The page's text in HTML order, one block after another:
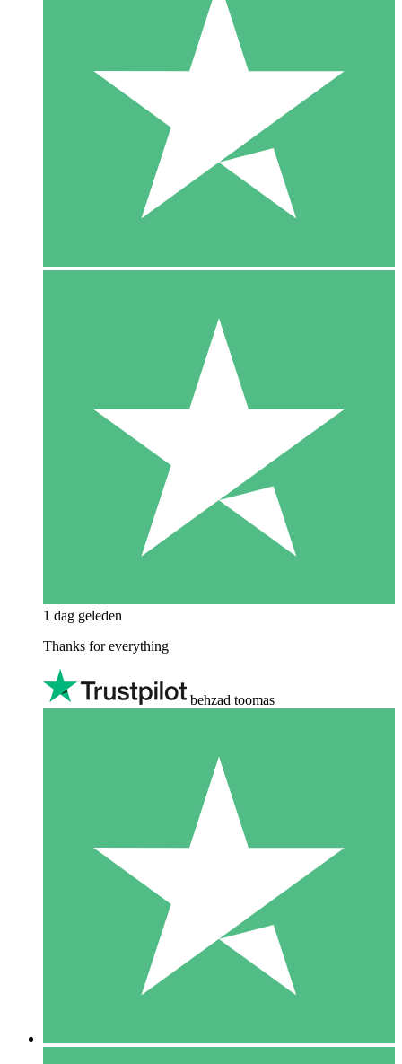
1 dag geleden
Thanks for everything
behzad toomas